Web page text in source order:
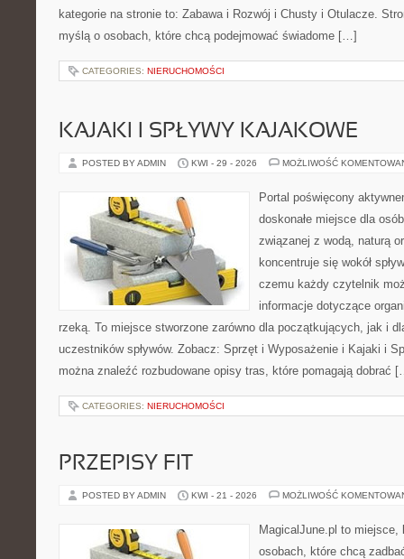
kategorie na stronie to: Zabawa i Rozwój i Chusty i Otulacze.
myślą o osobach, które chcą podejmować świadome […]
CATEGORIES: NIERUCHOMOŚCI
KAJAKI I SPŁYWY KAJAKOWE
POSTED BY ADMIN KWI - 29 - 2026 MOŻLIWOŚĆ
Portal poświęcony
doskonałe miejsce dla
związanej z wodą, naturą
koncentruje się wokół
czemu każdy czytelnik
informacje dotyczące
rzeką. To miejsce stworzone zarówno dla początkujących, jak i
uczestników spływów. Zobacz: Sprzęt i Wyposażenie i Kajaki i
można znaleźć rozbudowane opisy tras, które pomagają dobrać
CATEGORIES: NIERUCHOMOŚCI
PRZEPISY FIT
POSTED BY ADMIN KWI - 21 - 2026 MOŻLIWOŚĆ
MagicalJune.pl to miejsce,
osobach, które chcą